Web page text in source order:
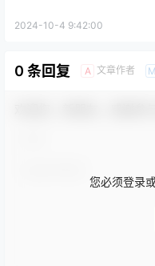
2024-10-4 9:42:00
0 条回复 A 文章作者 M
您必须登录